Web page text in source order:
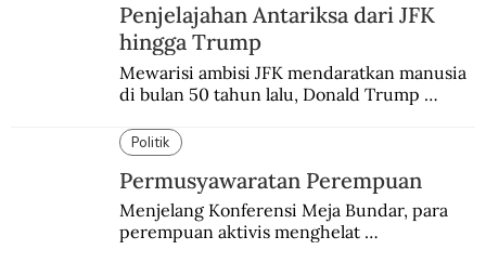
Penjelajahan Antariksa dari JFK
hingga Trump
Mewarisi ambisi JFK mendaratkan manusia
di bulan 50 tahun lalu, Donald Trump
Politik
Permusyawaratan Perempuan
Menjelang Konferensi Meja Bundar, para
perempuan aktivis menghelat